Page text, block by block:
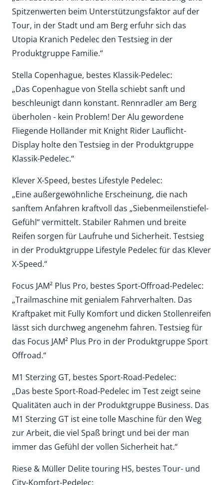
Spitzenwerten beim Unterstützungsfaktor auf der
Tour, in der Stadt und am Berg erfuhr sich das
Utopia Kranich Pedelec den Testsieg in der
Produktgruppe Familie.“
Stella Copenhague, bestes Klassik-Pedelec:
„Das Copenhague von Stella schiebt sanft und
beschleunigt dann konstant. Rennradler am Berg
überholen - kein Problem! Der Alu gewordene
Fliegende Holländer mit Knight Rider Lauflicht-
Display holte den Testsieg in der Produktgruppe
Klassik-Pedelec.“
Klever X-Speed, bestes Lifestyle Pedelec:
„Eine außergewöhnliche Erscheinung, die nach
sanftem Anfahren kraftvoll das „Siebenmeilenstiefel-
Gefühl“ vermittelt. Stabiler Rahmen und breite
Reifen sorgen für Laufruhe und Sicherheit. Testsieg
in der Produktgruppe Lifestyle Pedelec für das Klever
X-Speed.“
Focus JAM² Plus Pro, bestes Sport-Offroad-Pedelec:
„Trailmaschine mit genialem Fahrverhalten. Das
Kraftpaket mit Fully Komfort und dicken Stollenreifen
lässt sich durchweg angenehm fahren. Testsieg für
das Focus JAM² Plus Pro in der Produktgruppe Sport
Offroad.“
M1 Sterzing GT, bestes Sport-Road-Pedelec:
„Das beste Sport-Road-Pedelec im Test zeigt seine
Qualitäten auch in der Produktgruppe Business. Das
M1 Sterzing GT ist eine tolle Maschine für den Weg
zur Arbeit, die viel Spaß bringt und bei der man
immer das Gefühl der vollen Sicherheit hat.“
Riese & Müller Delite touring HS, bestes Tour- und
City-Komfort-Pedelec: